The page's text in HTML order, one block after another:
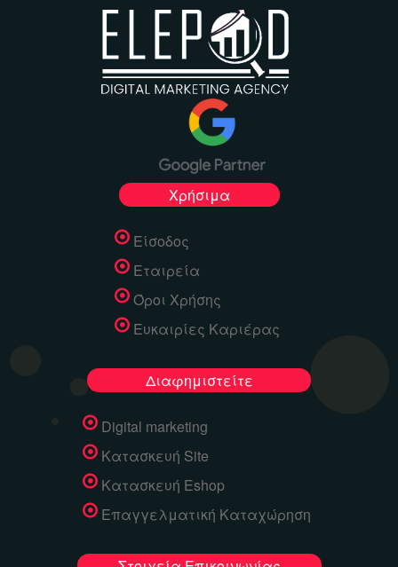
Χρήσιμα
Είσοδος
Εταιρεία
Όροι Χρήσης
Ευκαιρίες Καριέρας
Διαφημιστείτε
Digital marketing
Κατασκευή Site
Κατασκευή Eshop
Επαγγελματική Καταχώρηση